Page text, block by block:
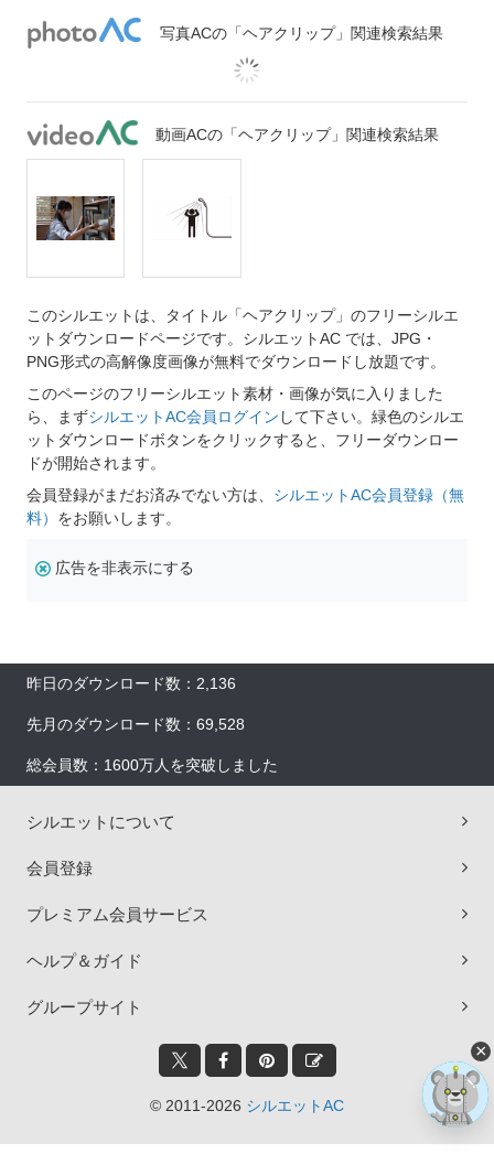
写真ACの「ヘアクリップ」関連検索結果
動画ACの「ヘアクリップ」関連検索結果
このシルエットは、タイトル「ヘアクリップ」のフリーシルエ
ットダウンロードページです。シルエットAC では、JPG・
PNG形式の高解像度画像が無料でダウンロードし放題です。
このページのフリーシルエット素材・画像が気に入りました
ら、まずシルエットAC会員ログイン して下さい。緑色のシルエ
ットダウンロードボタンをクリックすると、フリーダウンロー
ドが開始されます。
会員登録がまだお済みでない方は、 シルエットAC会員登録（無
料） をお願いします。
広告を非表示にする
昨日のダウンロード数：2,136
先月のダウンロード数：69,528
総会員数：1600万人を突破しました
シルエットについて
会員登録
プレミアム会員サービス
ヘルプ＆ガイド
グループサイト
© 2011-2026 シルエットAC
×